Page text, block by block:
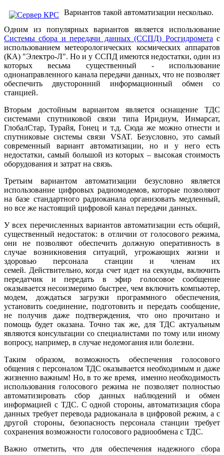
Вариантов такой автоматизации несколько.
Одним из популярных вариантов является использование
Системы сбора и передачи данных (ССПД) Росгидромета с
использованием метеорологических космических аппаратов
(КА) "Электро-Л". Но и у ССПД имеются недостатки, один из
которых весьма существенный - использование
однонаправленного канала передачи данных, что не позволяет
обеспечить двусторонний информационный обмен со
станцией.
Вторым достойным вариантом является оснащение ТДС
системами спутниковой связи типа Иридиум, Инмарсат,
ГлобалСтар, Турайя, Гонец и т.д. Сюда же можно отнести и
спутниковые системы связи VSAT. Безусловно, это самый
современный вариант автоматизации, но и у него есть
недостатки, самый большой из которых – высокая стоимость
оборудования и затрат на связь.
Третьим вариантом автоматизации безусловно является
использование цифровых радиомодемов, которые позволяют
на базе стандартного радиоканала организовать медленный,
но все же настоящий цифровой канал передачи данных.
У всех перечисленных вариантов автоматизации есть общий,
существенный недостаток: в отличии от голосового режима,
они не позволяют обеспечить должную оперативность в
случае возникновения ситуаций, угрожающих жизни и
здоровью персонала станции и членам их
семей. Действительно, когда счет идет на секунды, включить
передатчик и передать в эфир голосовое сообщение
оказывается несоизмеримо быстрее, чем включить компьютер,
модем, дождаться загрузки программного обеспечения,
установить соединение, подготовить и передать сообщение,
не получив даже подтверждения, что оно прочитано и
помощь будет оказана. Точно так же, для ТДС актуальным
являются консультации со специалистами по тому или иному
вопросу, например, в случае недомогания или болезни.
Таким образом, возможность обеспечения голосового
общения с персоналом ТДС оказывается необходимым и даже
жизненно важным! Но, в то же время, именно необходимость
использования голосового режима не позволяет полностью
автоматизировать сбор данных наблюдений и обмен
информацией с ТДС. С одной стороны, автоматизация сбора
данных требует перевода радиоканала в цифровой режим, а с
другой стороны, безопасность персонала станции требует
сохранения возможности голосового радиообмена с ТДС.
Важно отметить, что для обеспечения надежного сбора